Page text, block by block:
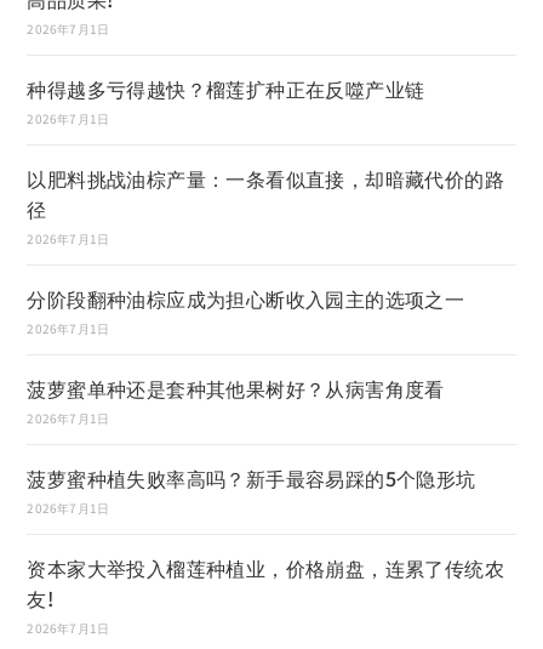
2026年7月1日
种得越多亏得越快？榴莲扩种正在反噬产业链
2026年7月1日
以肥料挑战油棕产量：一条看似直接，却暗藏代价的路
径
2026年7月1日
分阶段翻种油棕应成为担心断收入园主的选项之一
2026年7月1日
菠萝蜜单种还是套种其他果树好？从病害角度看
2026年7月1日
菠萝蜜种植失败率高吗？新手最容易踩的5个隐形坑
2026年7月1日
资本家大举投入榴莲种植业，价格崩盘，连累了传统农
友!
2026年7月1日